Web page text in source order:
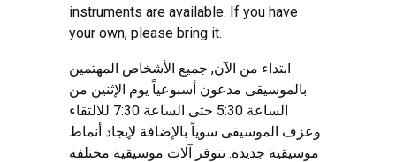
instruments are available. If you have
your own, please bring it.
ابتداء من الآن, جميع الأشخاص المهتمين
بالموسيقى مدعون أسبوعياً يوم الإثنين من
الساعة 5:30 حتى الساعة 7:30 للالتقاء
وعزف الموسيقى سوياً بالإضافة لإيجاد أنماط
موسيقية جديدة. تتوفر آلات موسيقية مختلفة